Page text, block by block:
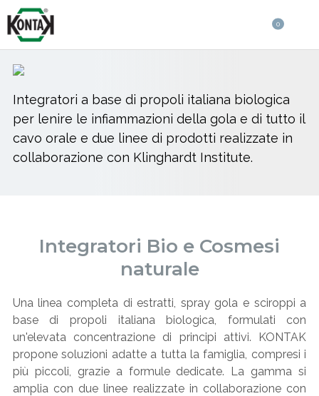
0
Integratori a base di propoli italiana biologica
per lenire le infiammazioni della gola e di tutto il
cavo orale e due linee di prodotti realizzate in
collaborazione con Klinghardt Institute.
Integratori Bio e Cosmesi
naturale
Una linea completa di estratti, spray gola e sciroppi a
base di propoli italiana biologica, formulati con
un'elevata concentrazione di principi attivi. KONTAK
propone soluzioni adatte a tutta la famiglia, compresi i
più piccoli, grazie a formule dedicate. La gamma si
amplia con due linee realizzate in collaborazione con